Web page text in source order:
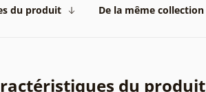
du produit De la même collection
du produit